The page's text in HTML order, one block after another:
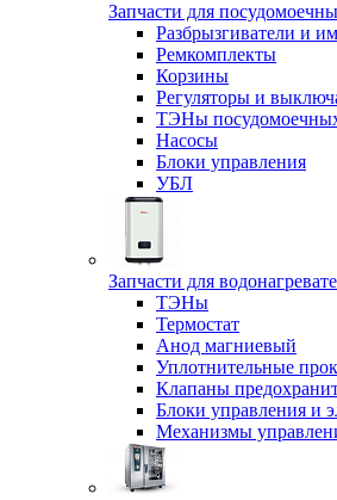
Запчасти для
Разбрызгиватели и
Ремкомплекты
Корзины
Регуляторы и
ТЭНы
Насосы
Блоки управления
УБЛ
Запчасти для
ТЭНы
Термостат
Анод магниевый
Уплотнительные
Клапаны
Блоки управления и
Механизмы